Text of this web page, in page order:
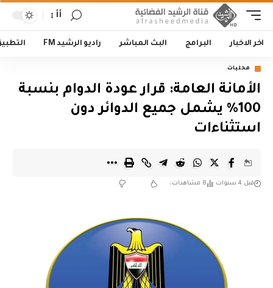
أأ
اخر الاخبار البرامج البث المباشر راديو الرشيد FM
محليات
الأمانة العامة: قرار عودة الدوام بنسبة
100% يشمل جميع الدوائر دون
استثناءات
قبل 4 سنوات 8 مشاهدات